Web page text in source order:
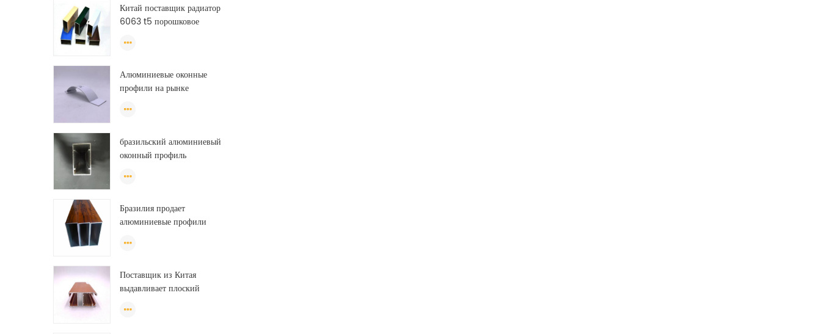
Китай поставщик радиатор
6063 t5 порошковое
профиля окно
Алюминиевые оконные
профили на рынке
бразильский алюминиевый
оконный профиль
алюминиевый оконный
Бразилия продает
алюминиевые профили
изготовления
окон.
Поставщик из Китая
выдавливает плоский
теплицы из Эфиопии